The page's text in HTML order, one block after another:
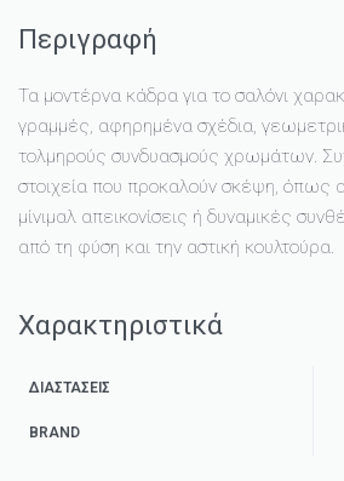
Περιγραφή
Τα μοντέρνα κάδρα για το σαλόνι
γραμμές, αφηρημένα σχέδια,
τολμηρούς συνδυασμούς χρωμάτων.
στοιχεία που προκαλούν σκέψη, όπως
μίνιμαλ απεικονίσεις ή δυναμικές
από τη φύση και την αστική κουλτούρα.
Χαρακτηριστικά
ΔΙΑΣΤΆΣΕΙΣ
BRAND